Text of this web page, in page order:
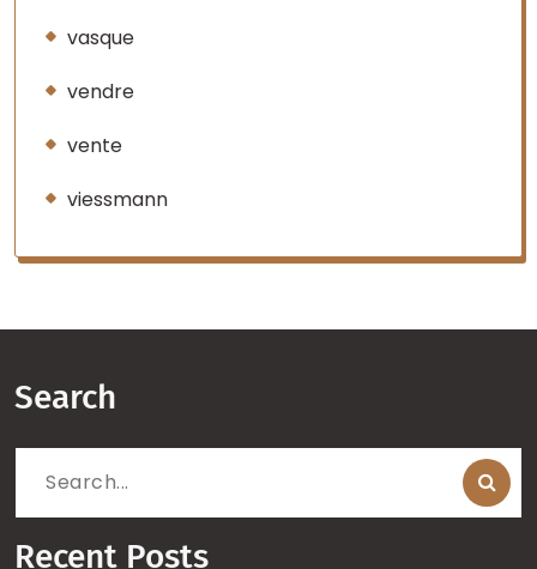
vasque
vendre
vente
viessmann
Search
Search
Recent Posts